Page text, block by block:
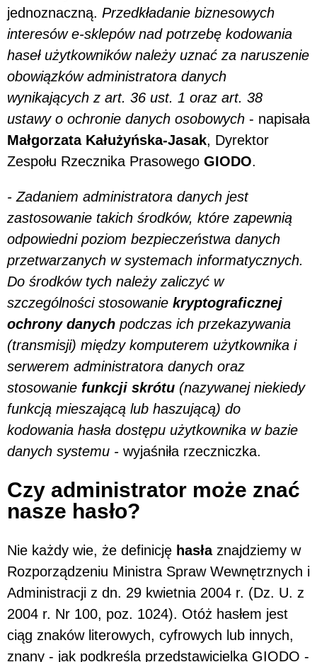
jednoznaczną. Przedkładanie biznesowych
interesów e-sklepów nad potrzebę kodowania
haseł użytkowników należy uznać za naruszenie
obowiązków administratora danych
wynikających z art. 36 ust. 1 oraz art. 38
ustawy o ochronie danych osobowych - napisała
Małgorzata Kałużyńska-Jasak, Dyrektor
Zespołu Rzecznika Prasowego GIODO.
- Zadaniem administratora danych jest
zastosowanie takich środków, które zapewnią
odpowiedni poziom bezpieczeństwa danych
przetwarzanych w systemach informatycznych.
Do środków tych należy zaliczyć w
szczególności stosowanie kryptograficznej
ochrony danych podczas ich przekazywania
(transmisji) między komputerem użytkownika i
serwerem administratora danych oraz
stosowanie funkcji skrótu (nazywanej niekiedy
funkcją mieszającą lub haszującą) do
kodowania hasła dostępu użytkownika w bazie
danych systemu - wyjaśniła rzeczniczka.
Czy administrator może znać
nasze hasło?
Nie każdy wie, że definicję hasłaznajdziemy w
Rozporządzeniu Ministra Spraw Wewnętrznych i
Administracji z dn. 29 kwietnia 2004 r. (Dz. U. z
2004 r. Nr 100, poz. 1024). Otóż hasłem jest
ciąg znaków literowych, cyfrowych lub innych,
znany - jak podkreśla przedstawicielka GIODO -